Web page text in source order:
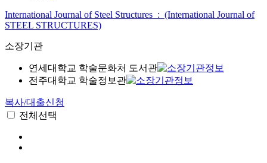
International Journal of Steel Structures : (International Journal of
STEEL STRUCTURES)
소장기관
연세대학교 학술문화처 도서관
전주대학교 학술정보관
복사/대출신청
전체선택